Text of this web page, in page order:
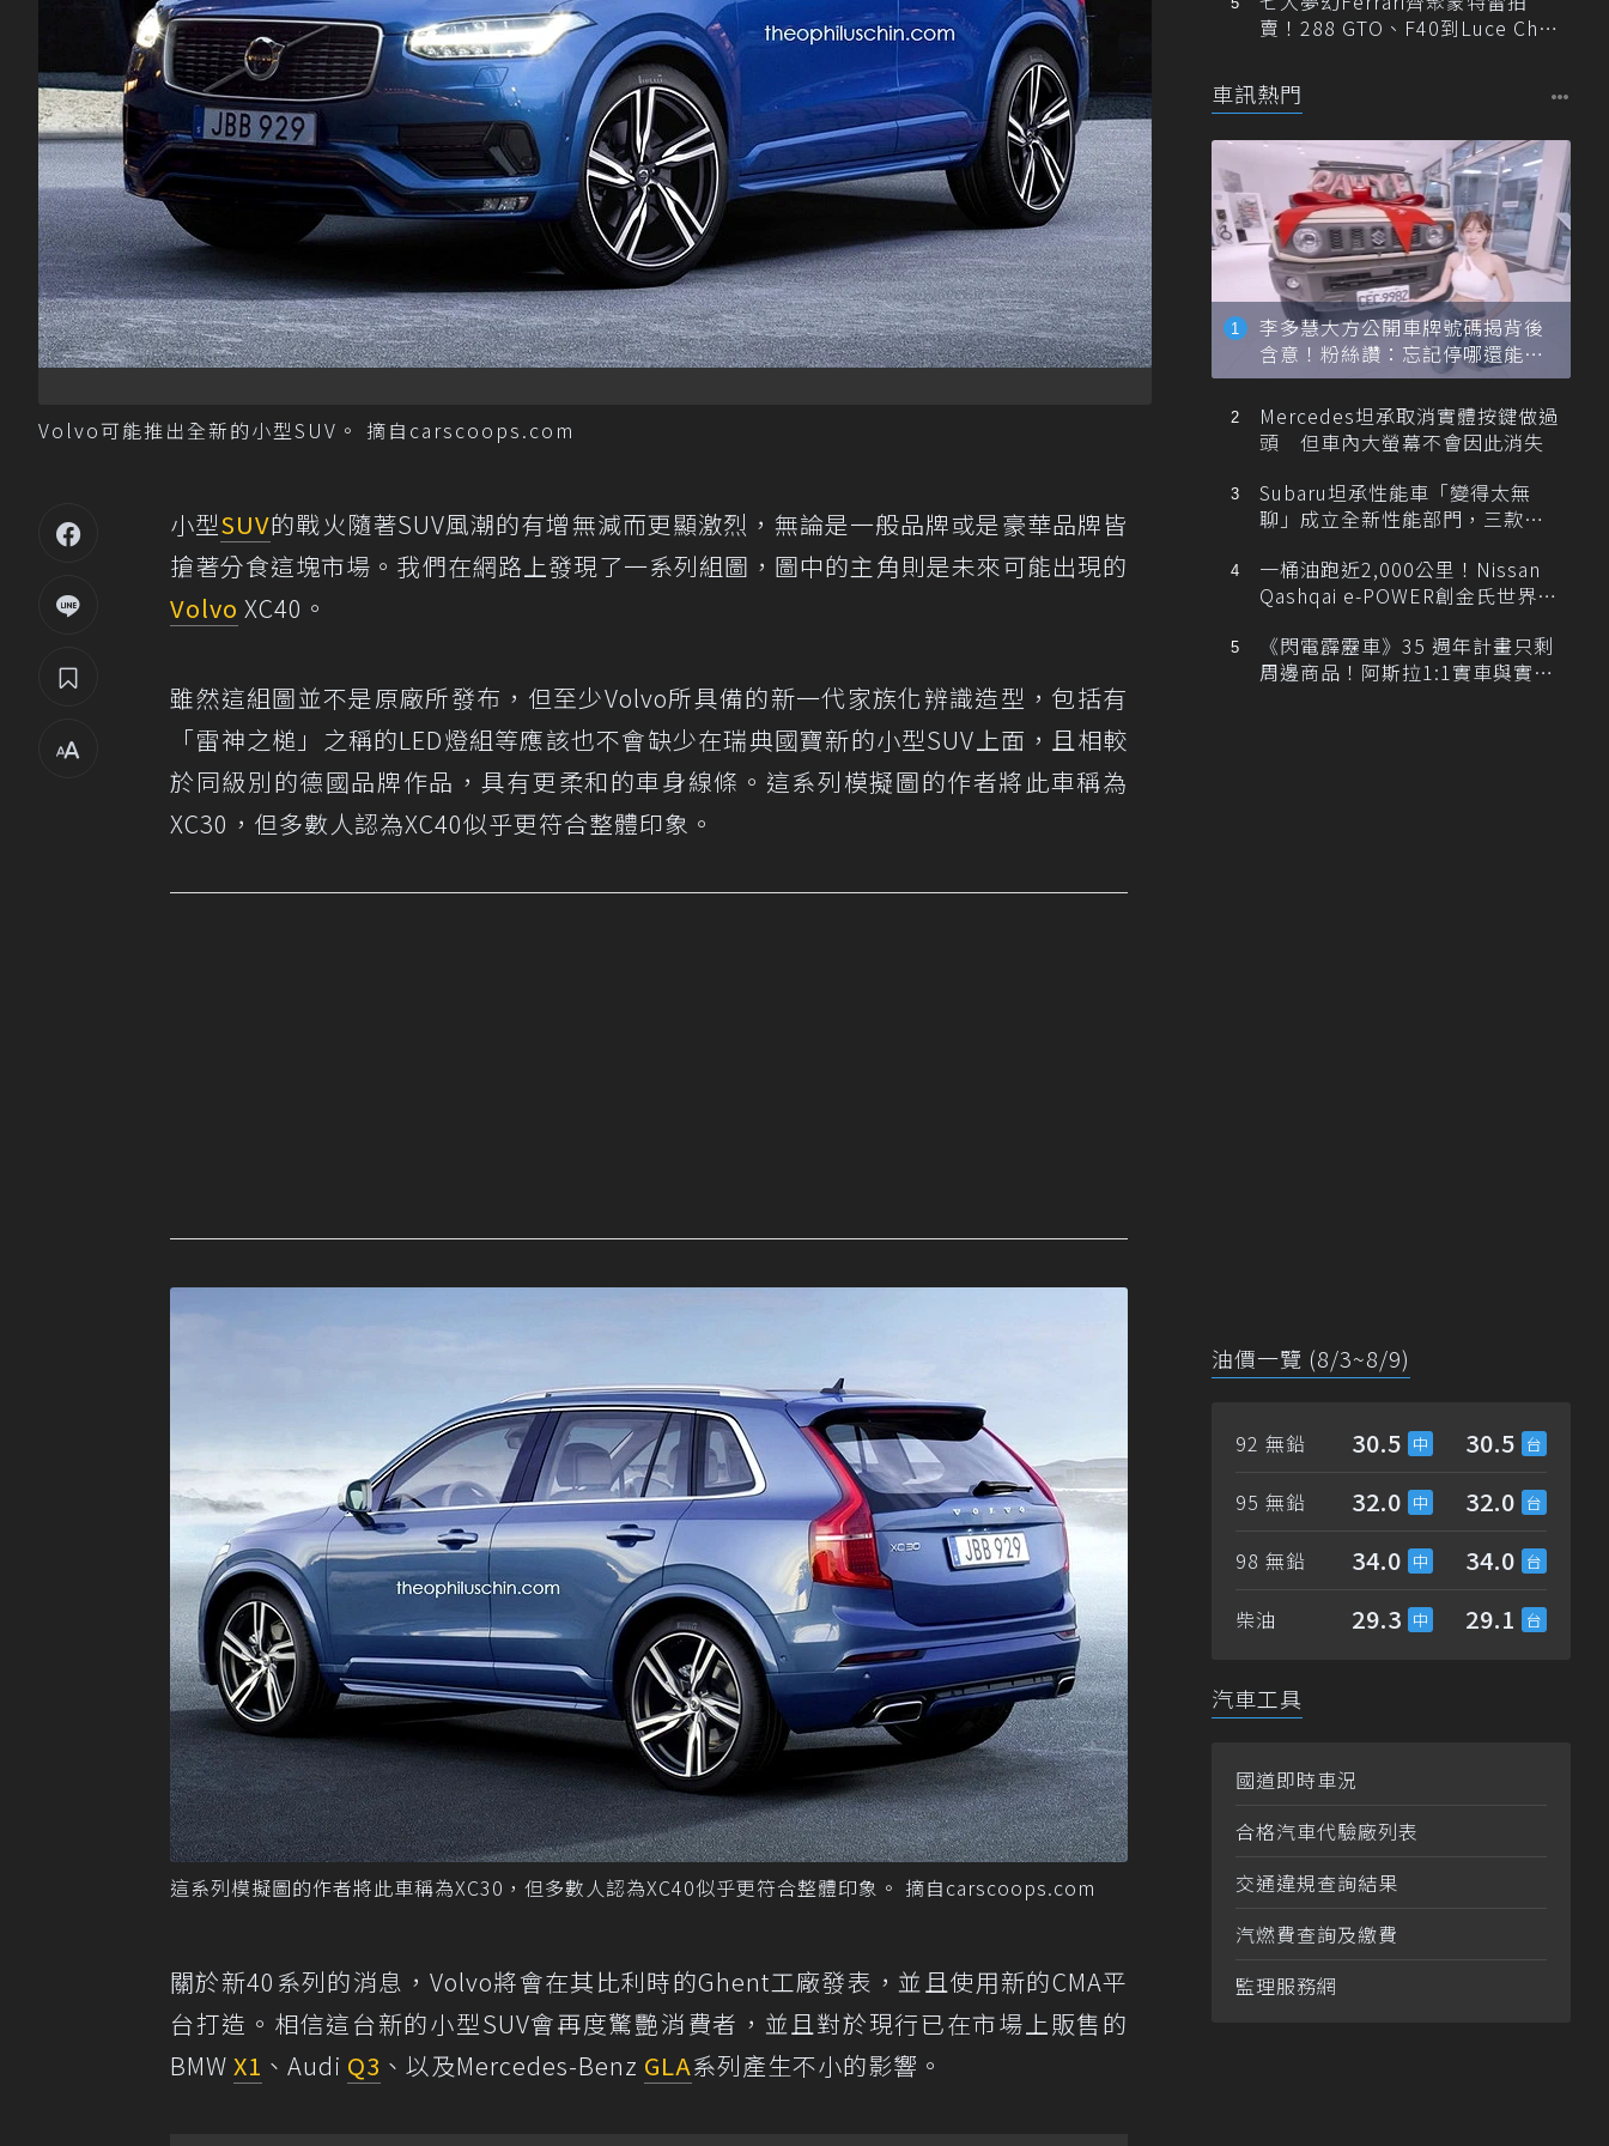
Volvo可能推出全新的小型SUV。 摘自carscoops.com
小型SUV的戰火隨著SUV風潮的有增無減而更顯激烈，無論是一般品牌或是豪華品牌皆
搶著分食這塊市場。我們在網路上發現了一系列組圖，圖中的主角則是未來可能出現的
Volvo XC40。
雖然這組圖並不是原廠所發布，但至少Volvo所具備的新一代家族化辨識造型，包括有
「雷神之槌」之稱的LED燈組等應該也不會缺少在瑞典國寶新的小型SUV上面，且相較
於同級別的德國品牌作品，具有更柔和的車身線條。這系列模擬圖的作者將此車稱為
XC30，但多數人認為XC40似乎更符合整體印象。
這系列模擬圖的作者將此車稱為XC30，但多數人認為XC40似乎更符合整體印象。 摘自carscoops.com
關於新40系列的消息，Volvo將會在其比利時的Ghent工廠發表，並且使用新的CMA平
台打造。相信這台新的小型SUV會再度驚艷消費者，並且對於現行已在市場上販售的
BMW X1 、Audi Q3 、以及Mercedes-Benz GLA系列產生不小的影響。
賣！288 GTO、F40到Luce Cha
車訊熱門
李多慧大方公開車牌號碼揭背後
含意！粉絲讚：忘記停哪還能幫
忙找車
Mercedes坦承取消實體按鍵做過
頭 但車內大螢幕不會因此消失
Subaru坦承性能車「變得太無
聊」成立全新性能部門，三款手
一桶油跑近2,000公里！Nissan
Qashqai e-POWER創金氏世界紀
《閃電霹靂車》35 週年計畫只剩
周邊商品！阿斯拉1:1實車與實體
油價一覽 (8/3~8/9)
92 無鉛 30.5 30.5
95 無鉛 32.0 32.0
98 無鉛 34.0 34.0
柴油 29.3 29.1
汽車工具
國道即時車況
合格汽車代驗廠列表
交通違規查詢結果
汽燃費查詢及繳費
監理服務網